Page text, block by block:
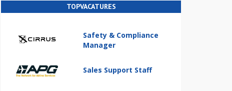
TOPVACATURES
Safety & Compliance
Manager
Sales Support Staff